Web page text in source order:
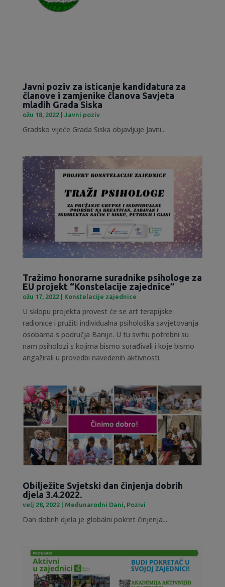
Javni poziv za isticanje kandidatura za
članove i zamjenike članova Savjeta
mladih Grada Siska
ožu 18, 2022| Javni poziv
Gradsko vijeće Grada Siska objavljuje Javni...
Tražimo honorarne suradnike psihologe za
EU projekt “Konstelacije zajednice”
ožu 17, 2022| Konstelacije zajednice
U sklopu projekta provest će se art terapijske
radionice i pružiti individualna psihološka savjetovanja
osobama s područja Banije. U tu svrhu potrebni su
nam psiholozi s kojima bismo surađivali i koje bismo
angažirali u provedbi navedenih aktivnosti.
Obilježite Svjetski dan činjenja dobrih
djela 3.4.2022.
velj 28, 2022| Međunarodni Dani, Pozivi
Dan dobrih djela je globalni pokret činjenja...